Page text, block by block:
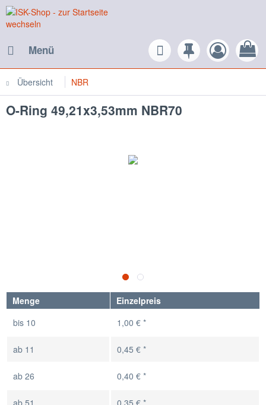
Menü
Übersicht NBR
O-Ring 49,21x3,53mm NBR70
Menge
Einzelpreis
bis 10 1,00 € *
ab 11 0,45 € *
ab 26 0,40 € *
ab 51 0,35 € *